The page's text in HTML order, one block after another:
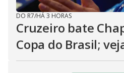
DO R7/HÁ 3 HORAS
Cruzeiro bate
Copa do Brasil;